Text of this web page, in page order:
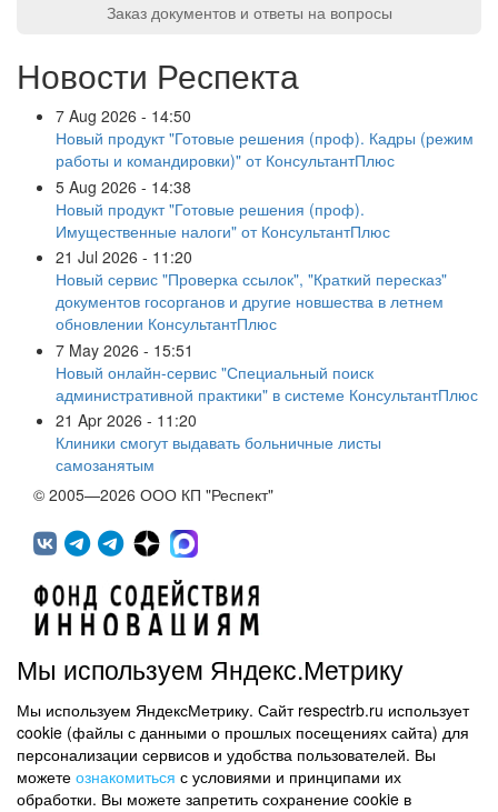
Заказ документов и ответы на вопросы
Новости Респекта
7 Aug 2026 - 14:50
Новый продукт "Готовые решения (проф). Кадры (режим
работы и командировки)" от КонсультантПлюс
5 Aug 2026 - 14:38
Новый продукт "Готовые решения (проф).
Имущественные налоги" от КонсультантПлюс
21 Jul 2026 - 11:20
Новый сервис "Проверка ссылок", "Краткий пересказ"
документов госорганов и другие новшества в летнем
обновлении КонсультантПлюс
7 May 2026 - 15:51
Новый онлайн-сервис "Специальный поиск
административной практики" в системе КонсультантПлюс
21 Apr 2026 - 11:20
Клиники смогут выдавать больничные листы
самозанятым
© 2005—2026 ООО КП "Респект"
450071, г.Уфа, ул. 50 лет СССР, д.48 корп.1, офис 307
(347) 291 20 70
Контактная информация
Карта сайта
Мы используем Яндекс.Метрику
Мы используем ЯндексМетрику. Сайт respectrb.ru использует
cookie (файлы с данными о прошлых посещениях сайта) для
персонализации сервисов и удобства пользователей. Вы
можете ознакомиться с условиями и принципами их
обработки. Вы можете запретить сохранение cookie в